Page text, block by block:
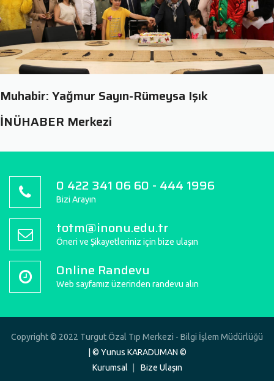
Muhabir: Yağmur Sayın-Rümeysa Işık
İNÜHABER Merkezi
0 422 341 06 60 - 444 1996
Bizi Arayın
totm@inonu.edu.tr
Öneri ve Şikayetleriniz için bize ulaşın
Online Randevu
Web sayfamız üzerinden randevu alın
Copyright © 2022 Turgut Özal Tıp Merkezi - Bilgi İşlem Müdürlüğü
| © Yunus KARADUMAN ©
Kurumsal
Bize Ulaşın